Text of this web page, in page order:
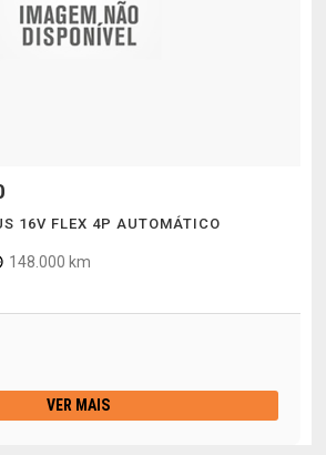
16V FLEX 4P AUTOMÁTICO
148.000 km
VER MAIS